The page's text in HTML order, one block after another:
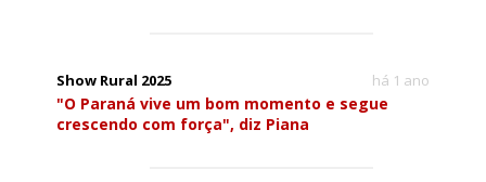
Show Rural 2025 há 1 ano
"O Paraná vive um bom momento e segue
crescendo com força", diz Piana